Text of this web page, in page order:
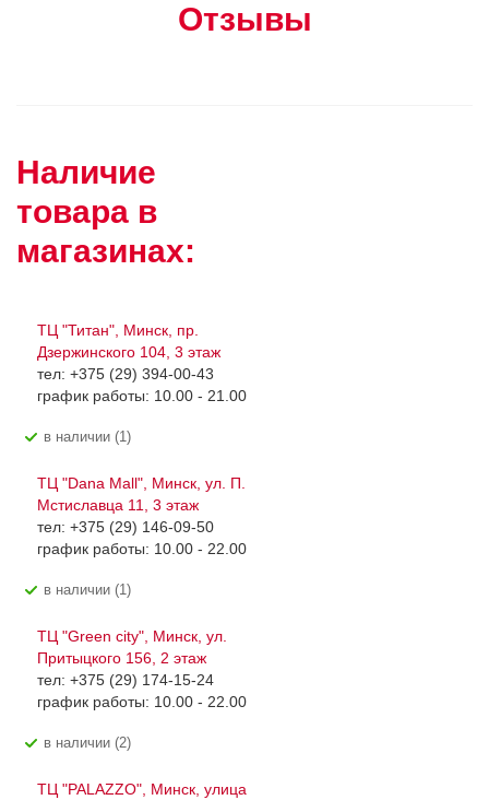
Отзывы
Наличие
товара в
магазинах:
ТЦ "Титан", Минск, пр.
Дзержинского 104, 3 этаж
тел: +375 (29) 394-00-43
график работы: 10.00 - 21.00
В наличии (1)
ТЦ "Dana Mall", Минск, ул. П.
Мстиславца 11, 3 этаж
тел: +375 (29) 146-09-50
график работы: 10.00 - 22.00
В наличии (1)
ТЦ "Green city", Минск, ул.
Притыцкого 156, 2 этаж
тел: +375 (29) 174-15-24
график работы: 10.00 - 22.00
В наличии (2)
ТЦ "PALAZZO", Минск, улица